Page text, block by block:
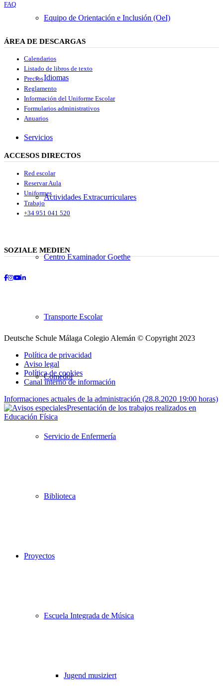
Equipo de Orientación e Inclusión (OeI)
Idiomas
Servicios
Actividades Extracurriculares
Centro Examinador Goethe
Transporte Escolar
Comedor
Servicio de Enfermería
Biblioteca
Proyectos
Escuela Integrada de Música
Jugend musiziert
FAQ
ÁREA DE DESCARGAS
Calendarios
Listado de libros de texto
Precios
Reglamento
Información del Uniforme Escolar
Formularios administrativos
Anuarios
ACCESOS DIRECTOS
Red escolar
Reservar Aula
Uniformes
Trabajo
+34 951 041 520
SOZIALE MEDIEN
Deutsche Schule Málaga Colegio Alemán © Copyright 2023
Política de privacidad
Aviso legal
Política de cookies
Canal interno de información
Informaciones actuales de la administración (28.8.2020 19:00 horas)
Presentación de los trabajos realizados en
Educación Física